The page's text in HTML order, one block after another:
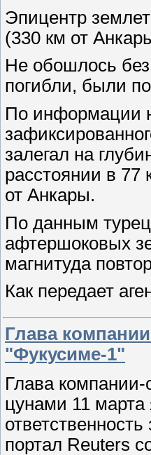
Эпицентр
(330 км от
Не обошлось
погибли, были
По информации
залегал на
расстоянии в 77
от Анкары.
По данным
афтершоковых
магнитуда
Как передает
Глава
"Фукусиме-1"
Глава компании-
цунами 11
портал Reuters